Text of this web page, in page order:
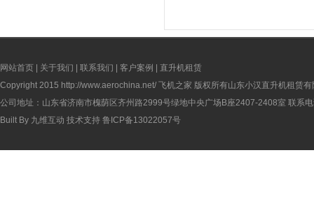
网站首页 | 关于我们 | 联系我们 | 客户案例 | 直升机租赁
Copyright 2015 http://www.aerochina.net/ 飞机之家 版权所有山东小汉直升机租赁有
公司地址：山东省济南市槐荫区齐州路2999号绿地中央广场B座2407-2408室 联系
Built By 九维互动 技术支持 鲁ICP备13022057号